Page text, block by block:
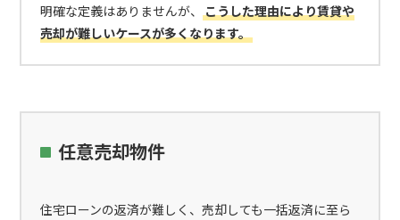
明確な定義はありませんが、こうした理由により賃貸や
売却が難しいケースが多くなります。
任意売却物件
住宅ローンの返済が難しく、売却しても一括返済に至ら